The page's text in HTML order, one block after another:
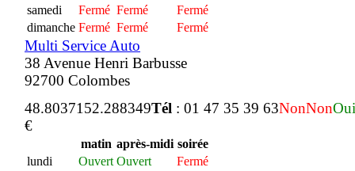
samedi
Fermé Fermé
Fermé
dimanche Fermé Fermé Fermé
Multi Service Auto
38 Avenue Henri Barbusse
92700 Colombes
48.8037152.288349Tél : 01 47 35 39 63NonNonOui
€
matin après-midi soirée
lundi
Ouvert Ouvert
Fermé